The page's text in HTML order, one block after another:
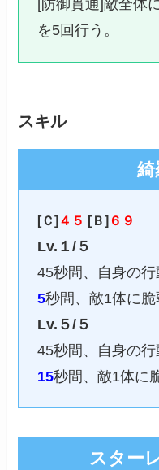
[防御貫通]敵全体
を5回行う。
スキル
綺
[Ｃ] ４５ [Ｂ] ６９
Lv.１/５
45秒間、自身の行
5秒間、敵1体に脆
Lv.５/５
45秒間、自身の行
15秒間、敵1体に
スター